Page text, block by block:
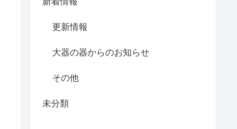
更新情報
大器の器からのお知らせ
その他
未分類